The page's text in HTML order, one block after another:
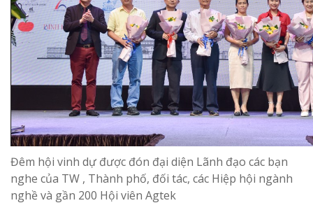
Đêm hội vinh dự được đón đại diện Lãnh đạo các bạn
nghe của TW , Thành phố, đối tác, các Hiệp hội ngành
nghề và gần 200 Hội viên Agtek